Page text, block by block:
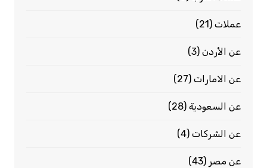
عملات(21)
عن الأردن(3)
عن الامارات(27)
عن السعودية(28)
عن الشركات(4)
عن مصر (43)